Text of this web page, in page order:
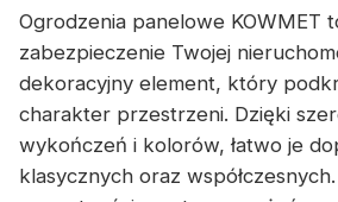
Ogrodzenia panelowe KOWMET
zabezpieczenie Twojej
dekoracyjny element, który
charakter przestrzeni. Dzięki
wykończeń i kolorów, łatwo je
klasycznych oraz